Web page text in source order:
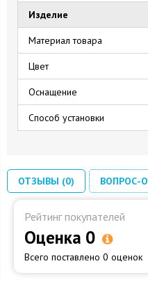
Изделие
Материал товара
Цвет
Оснащение
Способ установки
ОТЗЫВЫ (0) ВОПРОС-
Рейтинг покупателей
Оценка 0
Всего поставлено 0 оценок